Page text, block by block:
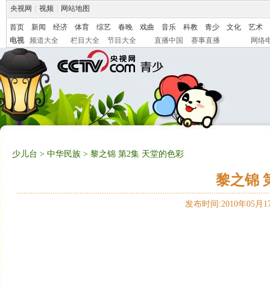
央视网 视频 网站地图
首页 新闻 经济 体育 综艺 春晚 戏曲 音乐 科教 青少 文化
艺术
电视
频道大全 栏目大全 节目大全 直播中国 赛事直播 网络
少儿台 > 中华民族 > 黎之锦 第2集 天堂的色彩
黎之锦
发布时间:2010年05月